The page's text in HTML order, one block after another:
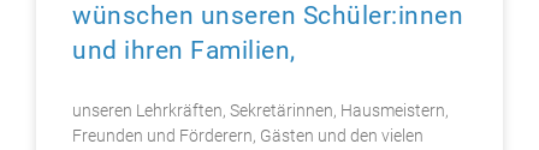
wünschen unseren Schüler:innen
und ihren Familien,
unseren Lehrkräften, Sekretärinnen, Hausmeistern,
Freunden und Förderern, Gästen und den vielen